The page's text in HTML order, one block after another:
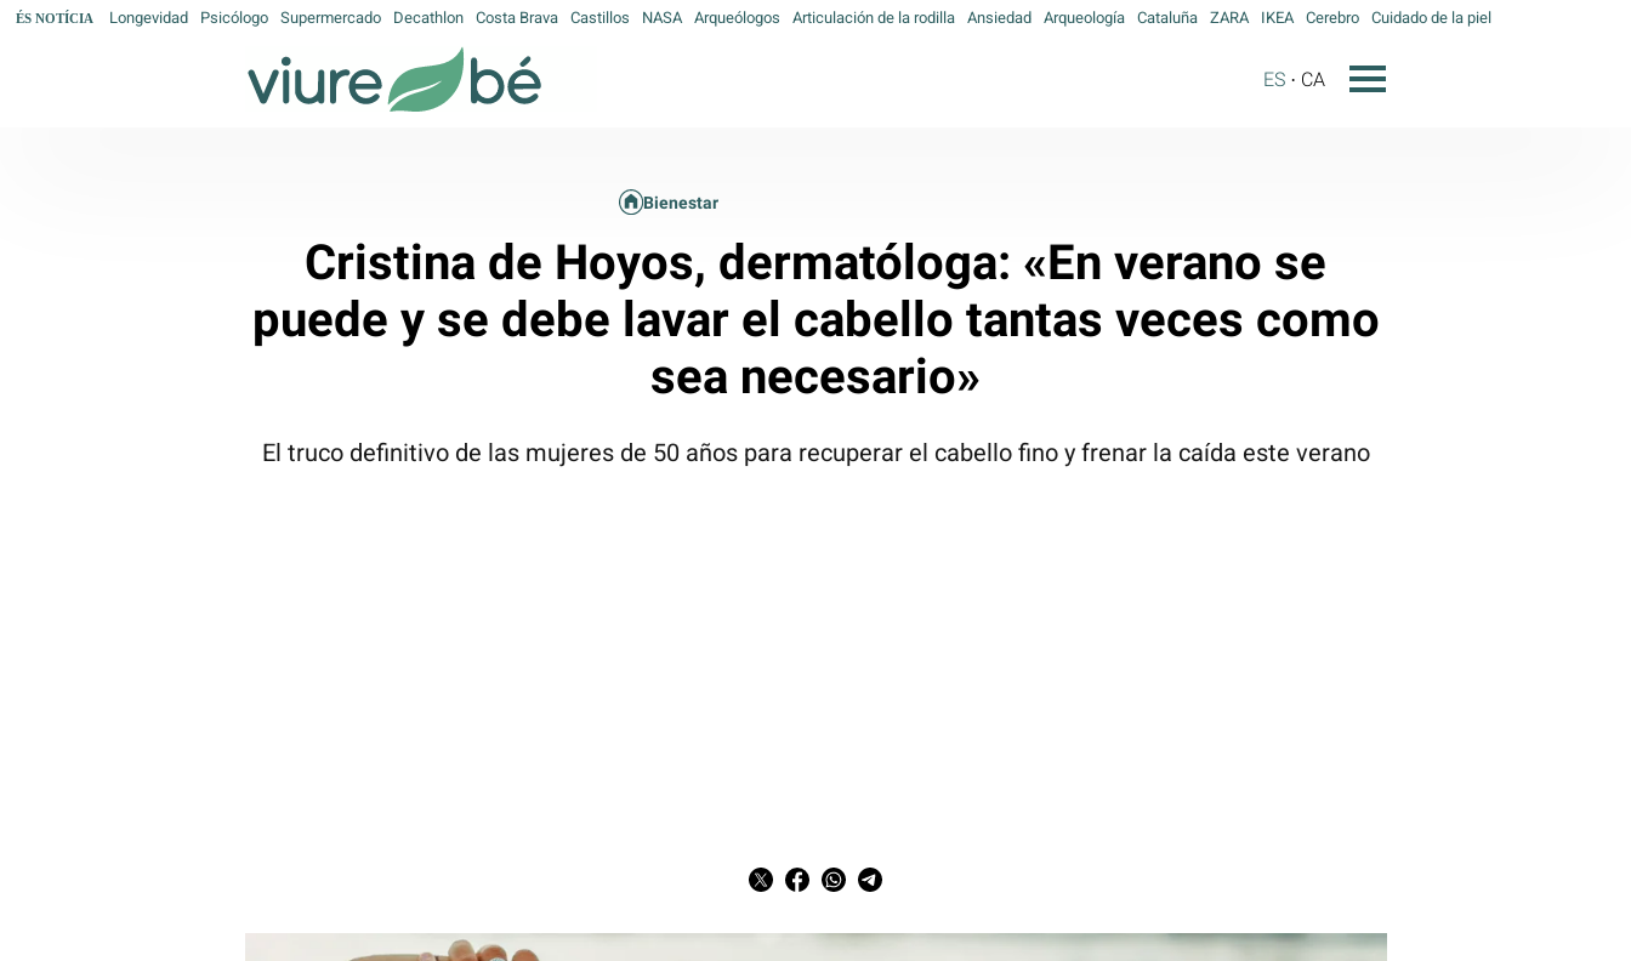
ÉS NOTÍCIA Longevidad Psicólogo Supermercado Decathlon Costa Brava Castillos NASA Arqueólogos Articulación de la rodilla Ansiedad Arqueología Cataluña ZARA IKEA Cerebro Cuidado de la piel
ES CA
Bienestar
Cristina de Hoyos, dermatóloga: «En verano se
puede y se debe lavar el cabello tantas veces como
sea necesario»
El truco definitivo de las mujeres de 50 años para recuperar el cabello fino y frenar la caída este verano